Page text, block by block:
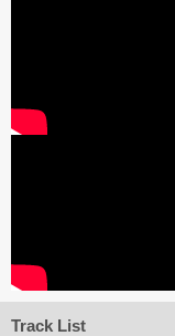
Track List